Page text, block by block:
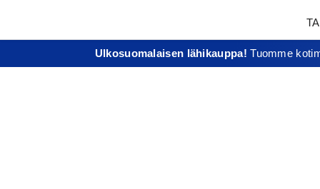
Ulkosuomalaisen lähikauppa!Tuomme